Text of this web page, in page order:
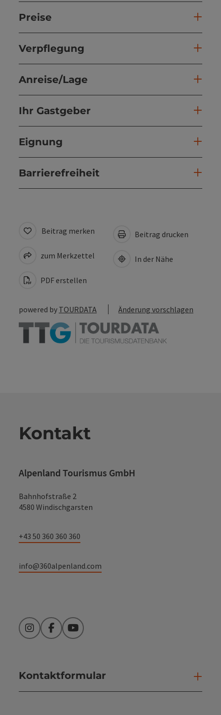
Preise
Verpflegung
Anreise/Lage
Ihr Gastgeber
Eignung
Barrierefreiheit
Beitrag merken
zum Merkzettel
PDF erstellen
Beitrag drucken
In der Nähe
powered by TOURDATA Änderung vorschlagen
Kontakt
Alpenland Tourismus GmbH
Bahnhofstraße 2
4580 Windischgarsten
+43 50 360 360 360
info@360alpenland.com
InstagramFacebookYouTube
Kontaktformular